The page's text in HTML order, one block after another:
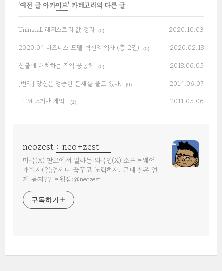
'예전 글 아카이브' 카테고리의 다른 글
Uninstall 레지스트리 값 정리 (0)
2020.10.03
2020.04 비즈니스 모델 혁신의 역사 (총 2권)
(0)
2020.02.18
산불에 대처하는 지역 공동체
(0)
2018.06.05
[번역] 당신은 엉뚱한 문제를 풀고 있다.
(0)
2014.06.07
HTML5기반 게임.
(1) 2011.05.06
neozest : neo+zest
미국(X) 판교에서 일하는 외국인(X) 소프트웨어
개발자(?);언제나 꿈꾸고 노력하자. 근데 철은 언
제 들지?? 트윗질:@neozest
구독하기